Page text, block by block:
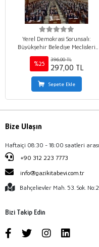
Yerel Demokrasi Sorunsalı:
Büyükşehir Belediye Meclisleri
Yapısı ve İşleyişi
%25
396,00 TL
297,00 TL
Sepete Ekle
Bize Ulaşın
Haftaiçi 08:30 - 18:00 saatleri
+90 312 223 7773
info@gazikitabevi.com.tr
Bahçelievler Mah. 53. Sok.
Bizi Takip Edin